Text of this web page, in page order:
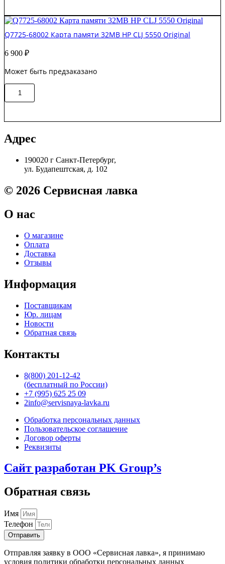
Направляющая
картриджа
HP
Original
Q7725-68002 Карта памяти 32МВ НР СLJ 5550 Original
6 900 ₽
Может быть предзаказано
Количество
товара
Карта
памяти
32МВ
СLJ
Адрес
190020 г Санкт-Петербург,
ул. Будапештская, д. 102
© 2026 Сервисная лавка
О нас
О магазине
Оплата
Доставка
Отзывы
Информация
Поставщикам
Юр. лицам
Новости
Обратная связь
Контакты
8(800) 201-12-42
(бесплатный по России)
+7 (995) 625 25 09
2info@servisnaya-lavka.ru
Обработка персональных данных
Пользовательское соглашение
Договор оферты
Реквизиты
Сайт разработан PK Group’s
Обратная связь
Имя
Телефон
Отправить
Отправляя заявку в ООО «Сервисная лавка», я принимаю
условия политики обработки персональных данных